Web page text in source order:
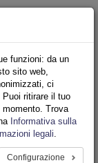
Iscriviti Online
Ricerca
Area Stampa
Privacy
funzioni: da un
sito web,
ci
ritirare il tuo
Trova
Informativa sulla
legali.
Configurazione